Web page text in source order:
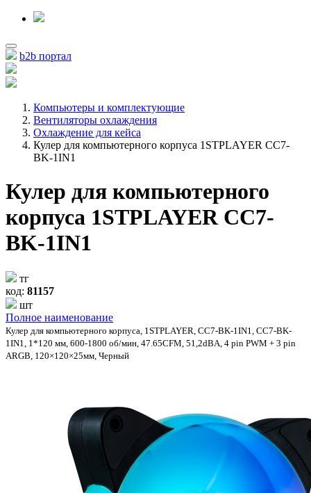
b2b портал
Компьютеры и комплектующие
Вентиляторы охлаждения
Охлаждение для кейса
Кулер для компьютерного корпуса 1STPLAYER CC7-
BK-1IN1
Кулер для компьютерного
корпуса 1STPLAYER CC7-
BK-1IN1
тг
код: 81157
шт
Полное наименование
Кулер для компьютерного корпуса, 1STPLAYER, CC7-BK-1IN1, CC7-BK-
1IN1, 1*120 мм, 600-1800 об/мин, 47.65CFM, 51,2dBA, 4 pin PWM + 3 pin
ARGB, 120×120×25мм, Черный